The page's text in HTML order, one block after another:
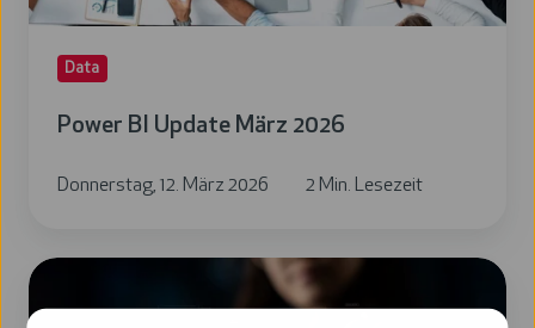
Data
Power BI Update März 2026
Donnerstag, 12. März 2026 2 Min. Lesezeit
Power
BI